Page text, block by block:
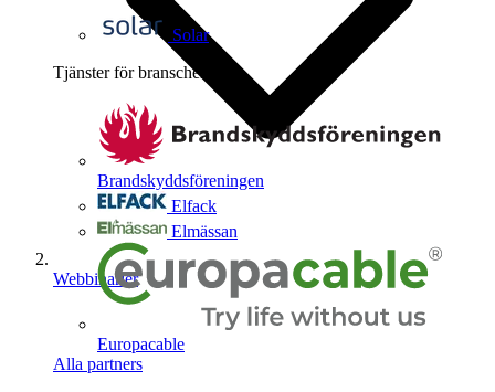
Solar
Tjänster för branschen
Brandskyddsföreningen
Elfack
Elmässan
Europacable
Alla partners
Webbinarier